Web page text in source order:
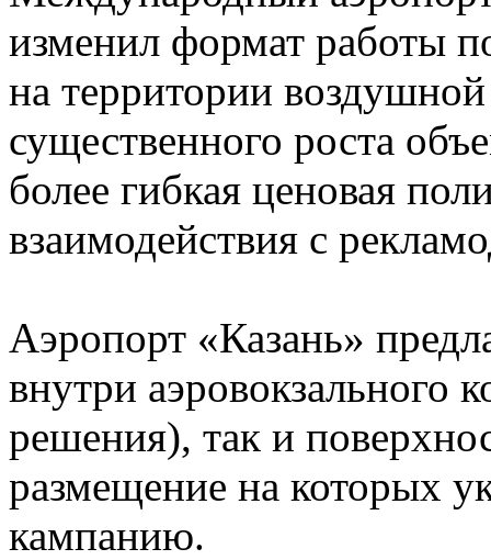
изменил формат работы
на территории
существенного роста
более гибкая ценовая
взаимодействия с
Аэропорт «Казань»
внутри аэровокзального
решения), так и
размещение на которых
кампанию.